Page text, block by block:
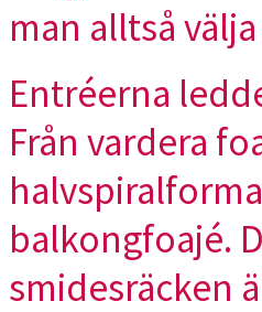
man alltså
Entréerna
Från vardera
balkongfoajé.
smidesräcken